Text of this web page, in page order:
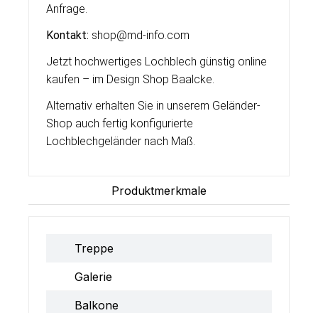
Anfrage.
Kontakt: shop@md-info.com
Jetzt hochwertiges Lochblech günstig online
kaufen – im Design Shop Baalcke.
Alternativ erhalten Sie in unserem Geländer-
Shop auch fertig konfigurierte
Lochblechgeländer nach Maß.
Produktmerkmale
Treppe
Galerie
Balkone